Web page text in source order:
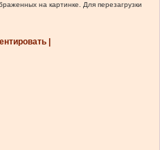
на картинке. Для перезагрузки
|